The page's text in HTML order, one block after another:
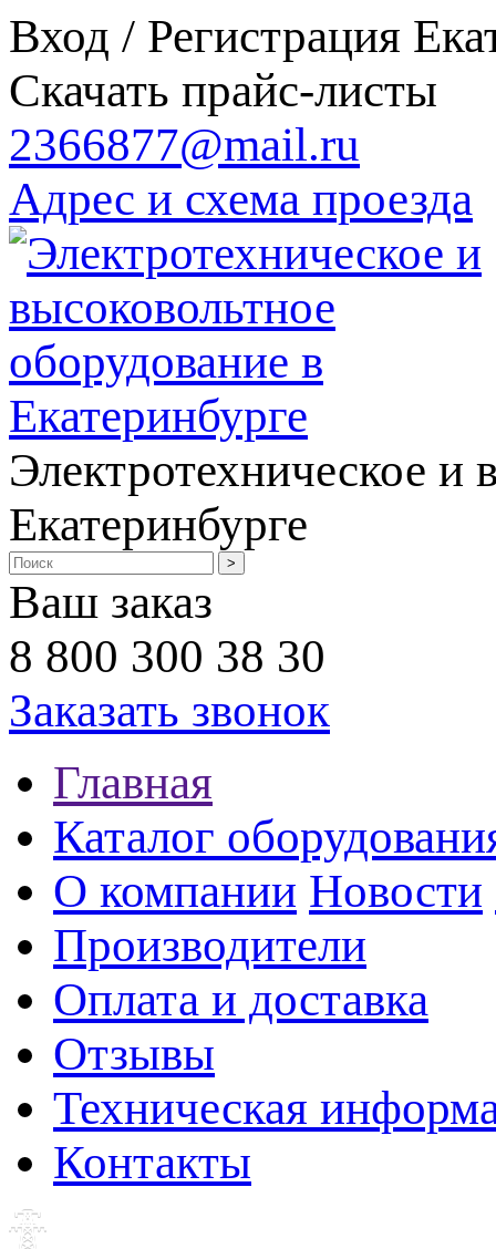
Вход / Регистрация
Скачать прайс-листы
2366877@mail.ru
Адрес и схема проезда
Электротехническое и
Екатеринбурге
Ваш заказ
8 800 300 38 30
Заказать звонок
Главная
Каталог
О компании Новости
Производители
Оплата и доставка
Отзывы
Техническая
Контакты